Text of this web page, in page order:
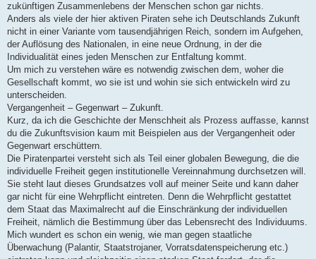
zukünftigen Zusammenlebens der Menschen schon gar nichts.
Anders als viele der hier aktiven Piraten sehe ich Deutschlands Zukunft
nicht in einer Variante vom tausendjährigen Reich, sondern im Aufgehen,
der Auflösung des Nationalen, in eine neue Ordnung, in der die
Individualität eines jeden Menschen zur Entfaltung kommt.
Um mich zu verstehen wäre es notwendig zwischen dem, woher die
Gesellschaft kommt, wo sie ist und wohin sie sich entwickeln wird zu
unterscheiden.
Vergangenheit – Gegenwart – Zukunft.
Kurz, da ich die Geschichte der Menschheit als Prozess auffasse, kannst
du die Zukunftsvision kaum mit Beispielen aus der Vergangenheit oder
Gegenwart erschüttern.
Die Piratenpartei versteht sich als Teil einer globalen Bewegung, die die
individuelle Freiheit gegen institutionelle Vereinnahmung durchsetzen will.
Sie steht laut dieses Grundsatzes voll auf meiner Seite und kann daher
gar nicht für eine Wehrpflicht eintreten. Denn die Wehrpflicht gestattet
dem Staat das Maximalrecht auf die Einschränkung der individuellen
Freiheit, nämlich die Bestimmung über das Lebensrecht des Individuums.
Mich wundert es schon ein wenig, wie man gegen staatliche
Überwachung (Palantir, Staatstrojaner, Vorratsdatenspeicherung etc.)